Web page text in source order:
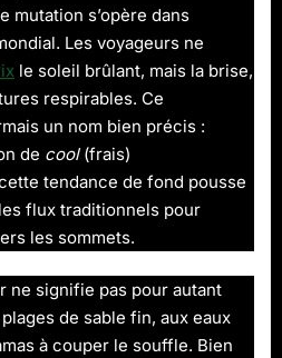
canicule
mutation s’opère dans
Les voyageurs ne
le soleil brûlant, mais la brise,
respirables. Ce
un nom bien précis :
de cool(frais)
tendance de fond pousse
flux traditionnels pour
les sommets.
ne signifie pas pour autant
de sable fin, aux eaux
à couper le souffle. Bien